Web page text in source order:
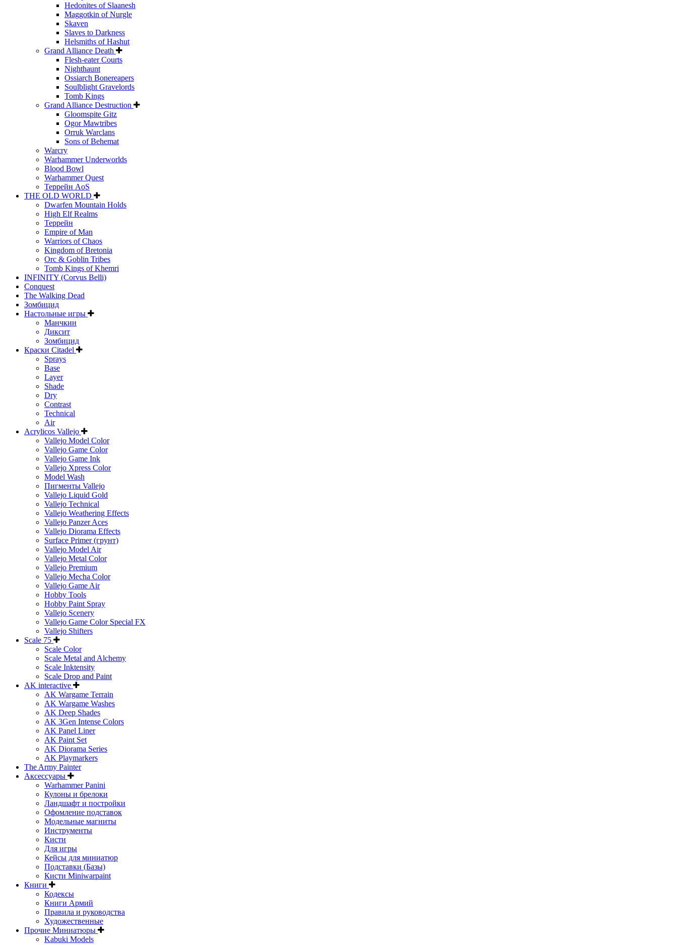
Hedonites of Slaanesh
Maggotkin of Nurgle
Skaven
Slaves to Darkness
Helsmiths of Hashut
Grand Alliance Death
Flesh-eater Courts
Nighthaunt
Ossiarch Bonereapers
Soulblight Gravelords
Tomb Kings
Grand Alliance Destruction
Gloomspite Gitz
Ogor Mawtribes
Orruk Warclans
Sons of Behemat
Warcry
Warhammer Underworlds
Blood Bowl
Warhammer Quest
Террейн AoS
THE OLD WORLD
Dwarfen Mountain Holds
High Elf Realms
Террейн
Empire of Man
Warriors of Chaos
Kingdom of Bretonia
Orc & Goblin Tribes
Tomb Kings of Khemri
INFINITY (Corvus Belli)
Conquest
The Walking Dead
Зомбицид
Настольные игры
Манчкин
Диксит
Зомбицид
Краски Citadel
Sprays
Base
Layer
Shade
Dry
Contrast
Technical
Air
Acrylicos Vallejo
Vallejo Model Color
Vallejo Game Color
Vallejo Game Ink
Vallejo Xpress Color
Model Wash
Пигменты Vallejo
Vallejo Liquid Gold
Vallejo Technical
Vallejo Weathering Effects
Vallejo Panzer Aces
Vallejo Diorama Effects
Surface Primer (грунт)
Vallejo Model Air
Vallejo Metal Color
Vallejo Premium
Vallejo Mecha Color
Vallejo Game Air
Hobby Tools
Hobby Paint Spray
Vallejo Scenery
Vallejo Game Color Special FX
Vallejo Shifters
Scale 75
Scale Color
Scale Metal and Alchemy
Scale Inktensity
Scale Drop and Paint
AK interactive
AK Wargame Terrain
AK Wargame Washes
AK Deep Shades
AK 3Gen Intense Colors
AK Panel Liner
AK Paint Set
AK Diorama Series
AK Playmarkers
The Army Painter
Аксессуары
Warhammer Panini
Кулоны и брелоки
Ландшафт и постройки
Офомление подставок
Модельные магниты
Инструменты
Кисти
Для игры
Кейсы для миниатюр
Подставки (Базы)
Кисти Miniwarpaint
Книги
Кодексы
Книги Армий
Правила и руководства
Художественные
Прочие Миниатюры
Kabuki Models